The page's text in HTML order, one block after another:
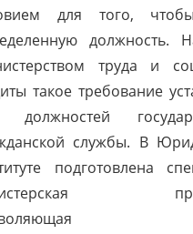
для того,
должность.
труда и
такое требование
должностей
службы. В
подготовлена